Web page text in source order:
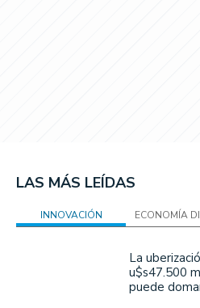
LAS MÁS LEÍDAS
INNOVACIÓN ECONOMÍA
La
u$s47.500
puede